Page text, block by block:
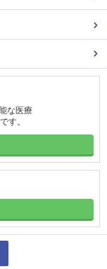
な医療
す。